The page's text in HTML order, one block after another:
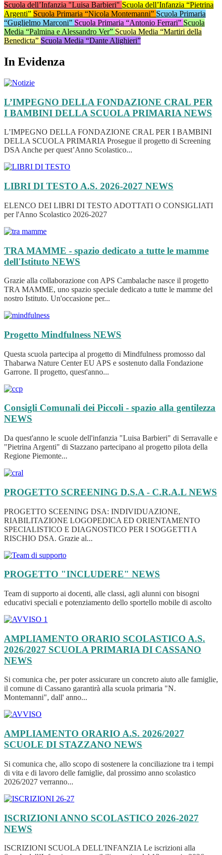
Scuola dell’Infanzia "Luisa Barbieri" Scuola dell’Infanzia “Pietrina
Argenti” Scuola Primaria “Nicola Montemanni” Scuola Primaria
“Guglielmo Marconi” Scuola Primaria “Antonio Ferrari” Scuola
Media “Palmina e Alessandro Ver” Scuola Media “Martiri della
Benedicta” Scuola Media “Dante Alighieri”
In Evidenza
L’IMPEGNO DELLA FONDAZIONE CRAL PER
I BAMBINI DELLA SCUOLA PRIMARIA NEWS
L’IMPEGNO DELLA FONDAZIONE CRAL PER I BAMBINI
DELLA SCUOLA PRIMARIA Prosegue il progetto di Screening
DSA Anche per quest’Anno Scolastico...
LIBRI DI TESTO A.S. 2026-2027 NEWS
ELENCO DEI LIBRI DI TESTO ADOTTATI O CONSIGLIATI
per l'Anno Scolastico 2026-2027
TRA MAMME - spazio dedicato a tutte le mamme
dell'Istituto NEWS
Grazie alla collaborazione con APS Cambalache nasce il progetto
TRA MAMME, uno spazio speciale dedicato a tutte le mamme del
nostro Istituto. Un'occasione per...
Progetto Mindfulness NEWS
Questa scuola partecipa al progetto di Mindfulness promosso dal
Thabarwa Nature Center EU APS e sostenuto dalla Fondazione
Garrone. Il progetto, quest'anno...
Consigli Comunali dei Piccoli - spazio alla gentilezza
NEWS
Da quest'anno le scuole dell'infanzia "Luisa Barbieri" di Serravalle e
"Pietrina Argenti" di Stazzano partecipano al progetto pilota della
Regione Piemonte...
PROGETTO SCREENING D.S.A - C.R.A.L NEWS
PROGETTO SCEENING DSA: INDIVIDUAZIONE,
RIABILITAZIONE LOGOPEDICA ED ORIENTAMENTO
SPECIALISTICO E DIAGNOSTICO PER I SOGGETTI A
RISCHIO DSA. Grazie al...
PROGETTO "INCLUDERE" NEWS
Team di supporto ai docenti, alle classi, agli alunni con bisogni
educativi speciali e potenziamento dello sportello mobile di ascolto
AMPLIAMENTO ORARIO SCOLASTICO A.S.
2026/2027 SCUOLA PRIMARIA DI CASSANO
NEWS
Si comunica che, per poter assicurare un concreto aiuto alle famiglie,
il comune di Cassano garantirà alla scuola primaria "N.
Montemanni", dall' anno...
AMPLIAMENTO ORARIO A.S. 2026/2027
SCUOLE DI STAZZANO NEWS
Si comunica che, allo scopo di sostenere la conciliazione tra i tempi
di vita e di lavoro delle famiglie, dal prossimo anno scolastico
2026/2027 verranno...
ISCRIZIONI ANNO SCOLASTICO 2026-2027
NEWS
ISCRIZIONI SCUOLA DELL'INFANZIA Le iscrizioni alla